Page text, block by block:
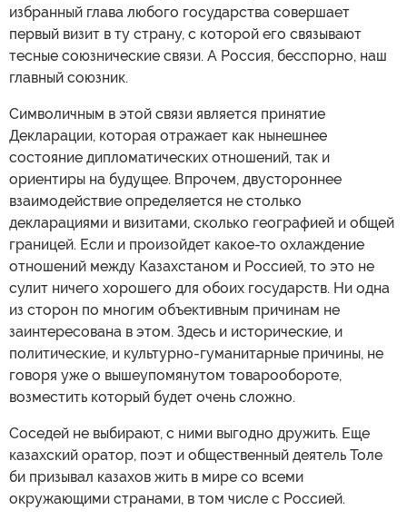
избранный глава любого государства совершает
первый визит в ту страну, с которой его связывают
тесные союзнические связи. А Россия, бесспорно, наш
главный союзник.
Символичным в этой связи является принятие
Декларации, которая отражает как нынешнее
состояние дипломатических отношений, так и
ориентиры на будущее. Впрочем, двустороннее
взаимодействие определяется не столько
декларациями и визитами, сколько географией и общей
границей. Если и произойдет какое-то охлаждение
отношений между Казахстаном и Россией, то это не
сулит ничего хорошего для обоих государств. Ни одна
из сторон по многим объективным причинам не
заинтересована в этом. Здесь и исторические, и
политические, и культурно-гуманитарные причины, не
говоря уже о вышеупомянутом товарообороте,
возместить который будет очень сложно.
Соседей не выбирают, с ними выгодно дружить. Еще
казахский оратор, поэт и общественный деятель Толе
би призывал казахов жить в мире со всеми
окружающими странами, в том числе с Россией.